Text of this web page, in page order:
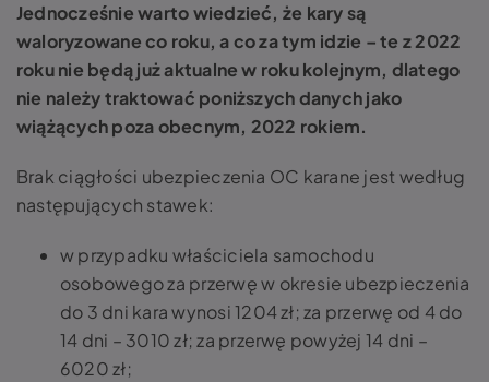
Jednocześnie warto wiedzieć, że kary są
waloryzowane co roku, a co za tym idzie – te z 2022
roku nie będą już aktualne w roku kolejnym, dlatego
nie należy traktować poniższych danych jako
wiążących poza obecnym, 2022 rokiem.
Brak ciągłości ubezpieczenia OC karane jest według
następujących stawek:
w przypadku właściciela samochodu
osobowego za przerwę w okresie ubezpieczenia
do 3 dni kara wynosi 1204 zł; za przerwę od 4 do
14 dni – 3010 zł; za przerwę powyżej 14 dni –
6020 zł;